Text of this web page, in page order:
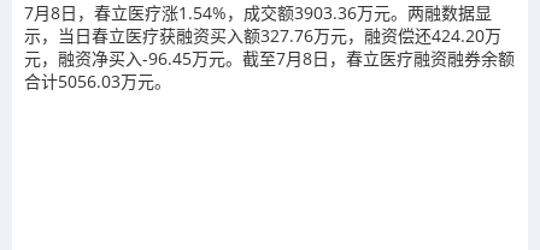
7月8日，春立医疗涨1.54%，成交额3903.36万元。两融数据显
示，当日春立医疗获融资买入额327.76万元，融资偿还424.20万
元，融资净买入-96.45万元。截至7月8日，春立医疗融资融券余额
合计5056.03万元。